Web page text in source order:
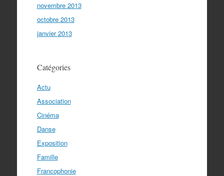
novembre 2013
octobre 2013
janvier 2013
Catégories
Actu
Association
Cinéma
Danse
Exposition
Famille
Francophonie